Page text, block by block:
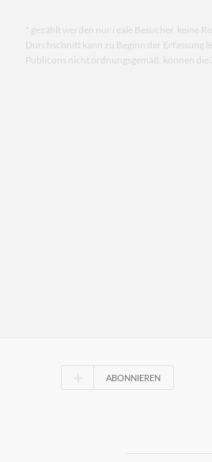
* gezählt werden nur reale Besucher, keine
Durchschnitt kann zu Beginn der Erfassung
Publicons nicht ordnungsgemäß, können die
ABONNIEREN